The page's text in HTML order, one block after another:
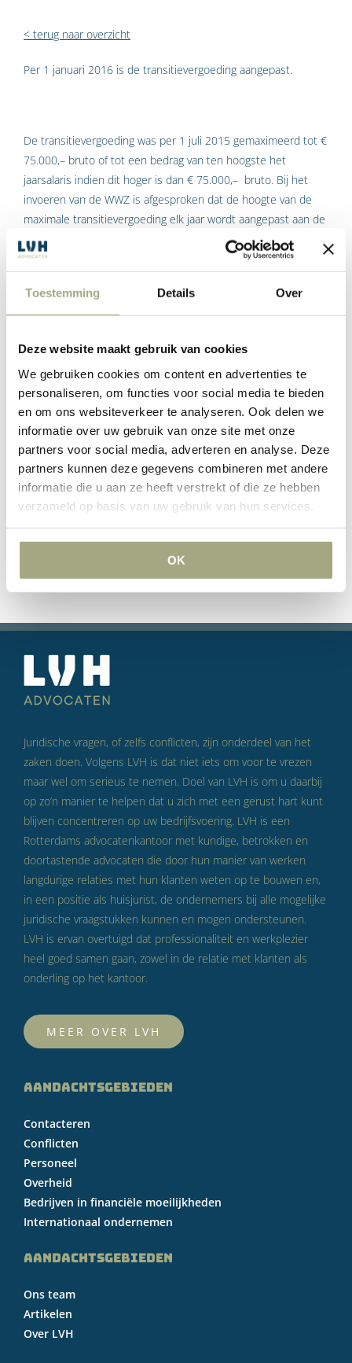
Toestemming Details Over
Deze website maakt gebruik van cookies
We gebruiken cookies om content en advertenties te
personaliseren, om functies voor social media te bieden
en om ons websiteverkeer te analyseren. Ook delen we
informatie over uw gebruik van onze site met onze
partners voor social media, adverteren en analyse. Deze
partners kunnen deze gegevens combineren met andere
informatie die u aan ze heeft verstrekt of die ze hebben
verzameld op basis van uw gebruik van hun services.
OK
< terug naar overzicht
Per 1 januari 2016 is de transitievergoeding aangepast.
De transitievergoeding was per 1 juli 2015 gemaximeerd tot €
75.000,– bruto of tot een bedrag van ten hoogste het
jaarsalaris indien dit hoger is dan € 75.000,– bruto. Bij het
invoeren van de WWZ is afgesproken dat de hoogte van de
maximale transitievergoeding elk jaar wordt aangepast aan de
ontwikkeling van de contractlonen. Dientengevolge is per 1
januari 2016 het gemaximeerde bedrag aan
bruto.
Hebt u vragen over dit onderwerp, dan kunt u contact
opnemen met ons kantoor op nummer 010 – 209 27 77 of via
info@lvh-advocaten.nl.
Categorieën:berichten ,nieuws
Juridische vragen, of zelfs conflicten, zijn onderdeel van het
zaken doen. Volgens LVH is dat niet iets om voor te vrezen
maar wel om serieus te nemen. Doel van LVH is om u daarbij
op zo’n manier te helpen dat u zich met een gerust hart kunt
blijven concentreren op uw bedrijfsvoering. LVH is een
Rotterdams advocatenkantoor met kundige, betrokken en
doortastende advocaten die door hun manier van werken
langdurige relaties met hun klanten weten op te bouwen en,
in een positie als huisjurist, de ondernemers bij alle mogelijke
juridische vraagstukken kunnen en mogen ondersteunen.
LVH is ervan overtuigd dat professionaliteit en werkplezier
heel goed samen gaan, zowel in de relatie met klanten als
onderling op het kantoor.
MEER OVER LVH
AANDACHTSGEBIEDEN
Contacteren
Conflicten
Personeel
Overheid
Bedrijven in financiële moeilijkheden
Internationaal ondernemen
AANDACHTSGEBIEDEN
Ons team
Artikelen
Over LVH